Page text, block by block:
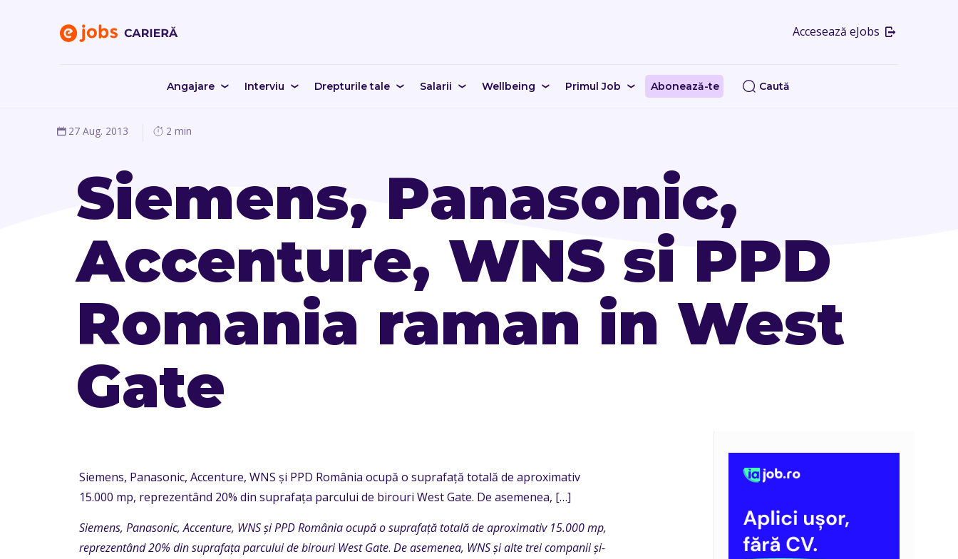
Accesează eJobs
Angajare Interviu Drepturile tale Salarii Wellbeing Primul Job Abonează-te Caută
27 Aug. 2013 2 min
Siemens, Panasonic,
Accenture, WNS si PPD
Romania raman in West
Gate
Siemens, Panasonic, Accenture, WNS și PPD România ocupă o suprafață totală de aproximativ
15.000 mp, reprezentând 20% din suprafața parcului de birouri West Gate. De asemenea, […]
Siemens, Panasonic, Accenture, WNS și PPD România ocupă o suprafață totală de aproximativ 15.000 mp,
reprezentând 20% din suprafața parcului de birouri West Gate. De asemenea, WNS și alte trei companii și-